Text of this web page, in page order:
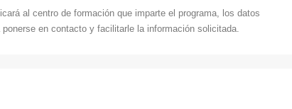
al centro de formación que imparte el programa, los datos
en contacto y facilitarle la información solicitada.